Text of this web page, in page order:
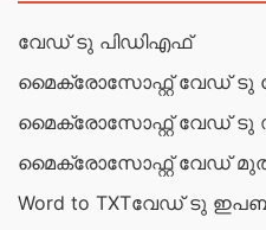
വേഡ് ടു പിഡിഎഫ്
മൈക്രോസോഫ്റ്റ് വേഡ്
മൈക്രോസോഫ്റ്റ് വേഡ് ടു
മൈക്രോസോഫ്റ്റ് വേഡ്
Word to TXTവേഡ് ടു